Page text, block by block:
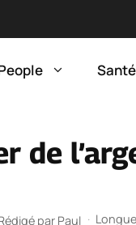
Santé
de
par Paul ·